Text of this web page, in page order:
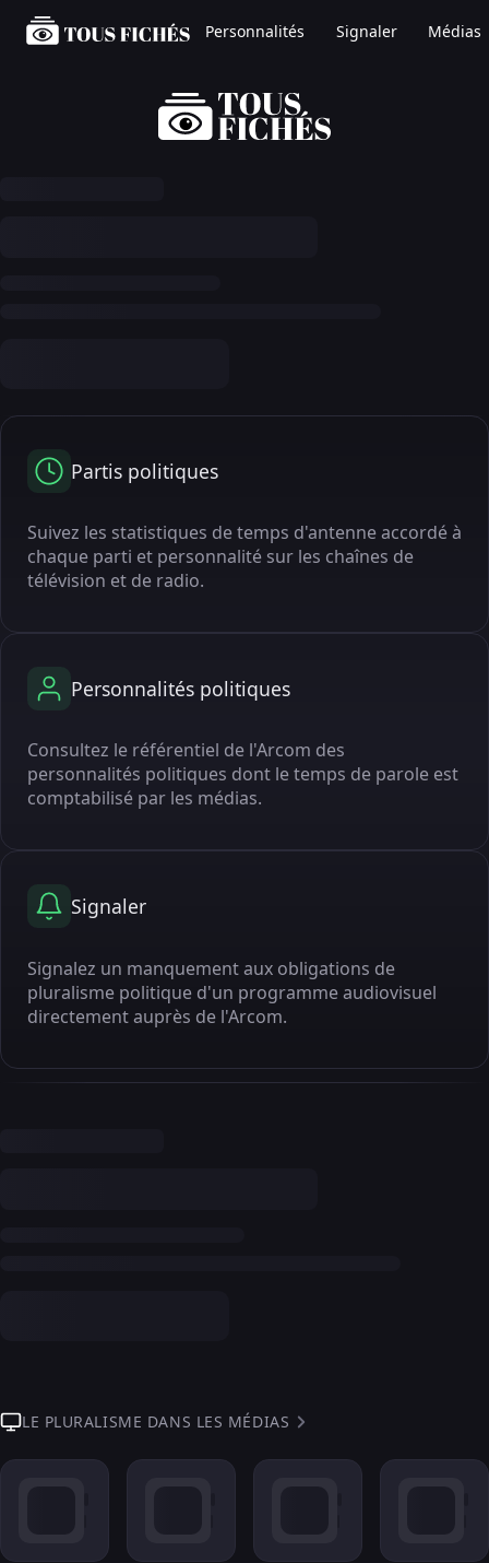
Personnalités Signaler Médias
Partis politiques
Suivez les statistiques de temps d'antenne accordé à
chaque parti et personnalité sur les chaînes de
télévision et de radio.
Personnalités politiques
Consultez le référentiel de l'Arcom des
personnalités politiques dont le temps de parole est
comptabilisé par les médias.
Signaler
Signalez un manquement aux obligations de
pluralisme politique d'un programme audiovisuel
directement auprès de l'Arcom.
LE PLURALISME DANS LES MÉDIAS